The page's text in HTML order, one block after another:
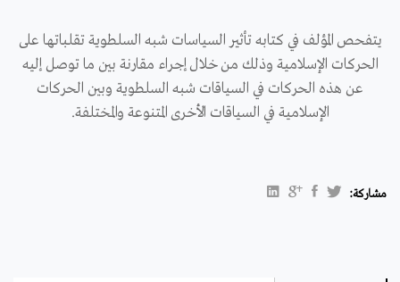
يتفحص المؤلف في كتابه تأثير السياسات شبه السلطوية تقلباتها على
الحركات الإسلامية وذلك من خلال إجراء مقارنة بين ما توصل إليه
عن هذه الحركات في السياقات شبه السلطوية وبين الحركات
الإسلامية في السياقات الأخرى المتنوعة والمختلفة.
مشاركة: